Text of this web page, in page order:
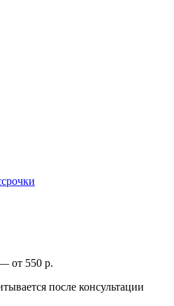
от 550 р.
после консультации